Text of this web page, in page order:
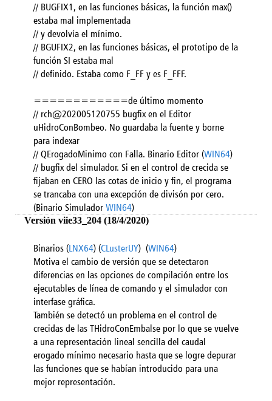
// BUGFIX1, en las funciones básicas, la función max()
estaba mal implementada
// y devolvía el mínimo.
// BGUFIX2, en las funciones básicas, el prototipo de la
función SI estaba mal
// definido. Estaba como F_FF y es F_FFF.
============de último momento
// rch@202005120755 bugfix en el Editor
uHidroConBombeo. No guardaba la fuente y borne
para indexar
// QErogadoMinimo con Falla. Binario Editor (WIN64)
// bugfix del simulador. Si en el control de crecida se
fijaban en CERO las cotas de inicio y fin, el programa
se trancaba con una excepción de divisón por cero.
(Binario Simulador WIN64)
Versión viie33_204 (18/4/2020)
Binarios (LNX64) (CLusterUY) (WIN64)
Motiva el cambio de versión que se detectaron
diferencias en las opciones de compilación entre los
ejecutables de línea de comando y el simulador con
interfase gráfica.
También se detectó un problema en el control de
crecidas de las THidroConEmbalse por lo que se vuelve
a una representación lineal sencilla del caudal
erogado mínimo necesario hasta que se logre depurar
las funciones que se habían introducido para una
mejor representación.